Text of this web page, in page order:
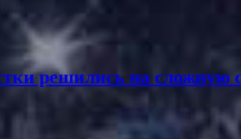
решились на